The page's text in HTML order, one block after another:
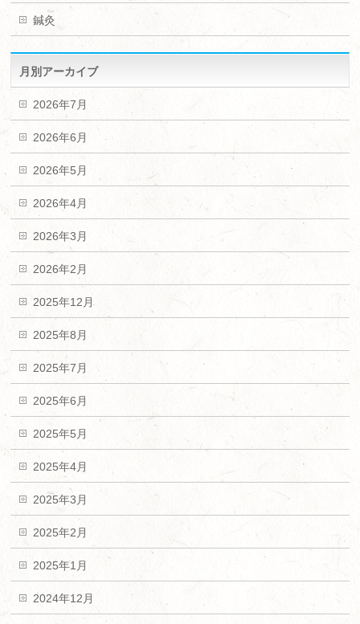
鍼灸
月別アーカイブ
2026年7月
2026年6月
2026年5月
2026年4月
2026年3月
2026年2月
2025年12月
2025年8月
2025年7月
2025年6月
2025年5月
2025年4月
2025年3月
2025年2月
2025年1月
2024年12月